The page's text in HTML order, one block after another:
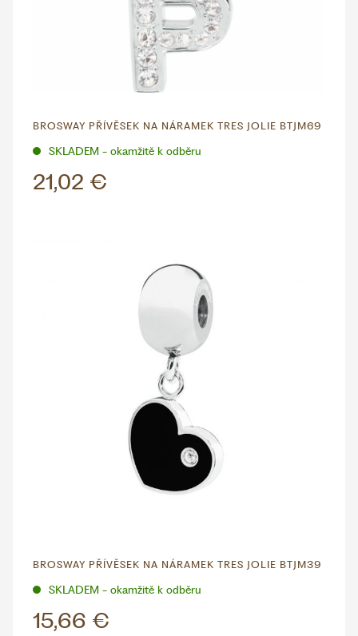
BROSWAY PŘÍVĚSEK NA NÁRAMEK TRES JOLIE BTJM69
SKLADEM - okamžitě k odběru
21,02 €
BROSWAY PŘÍVĚSEK NA NÁRAMEK TRES JOLIE BTJM39
SKLADEM - okamžitě k odběru
15,66 €